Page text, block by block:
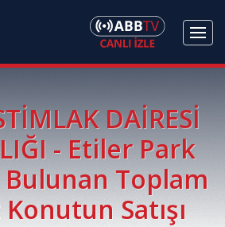
DAİRESİ
- Etiler Park
Toplam
Satışı